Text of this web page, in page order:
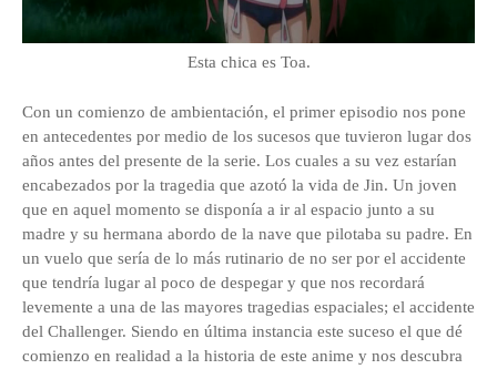
Esta chica es Toa.
Con un comienzo de ambientación, el primer episodio nos pone
en antecedentes por medio de los sucesos que tuvieron lugar dos
años antes del presente de la serie. Los cuales a su vez estarían
encabezados por la tragedia que azotó la vida de Jin. Un joven
que en aquel momento se disponía a ir al espacio junto a su
madre y su hermana abordo de la nave que pilotaba su padre. En
un vuelo que sería de lo más rutinario de no ser por el accidente
que tendría lugar al poco de despegar y que nos recordará
levemente a una de las mayores tragedias espaciales; el accidente
del Challenger. Siendo en última instancia este suceso el que dé
comienzo en realidad a la historia de este anime y nos descubra